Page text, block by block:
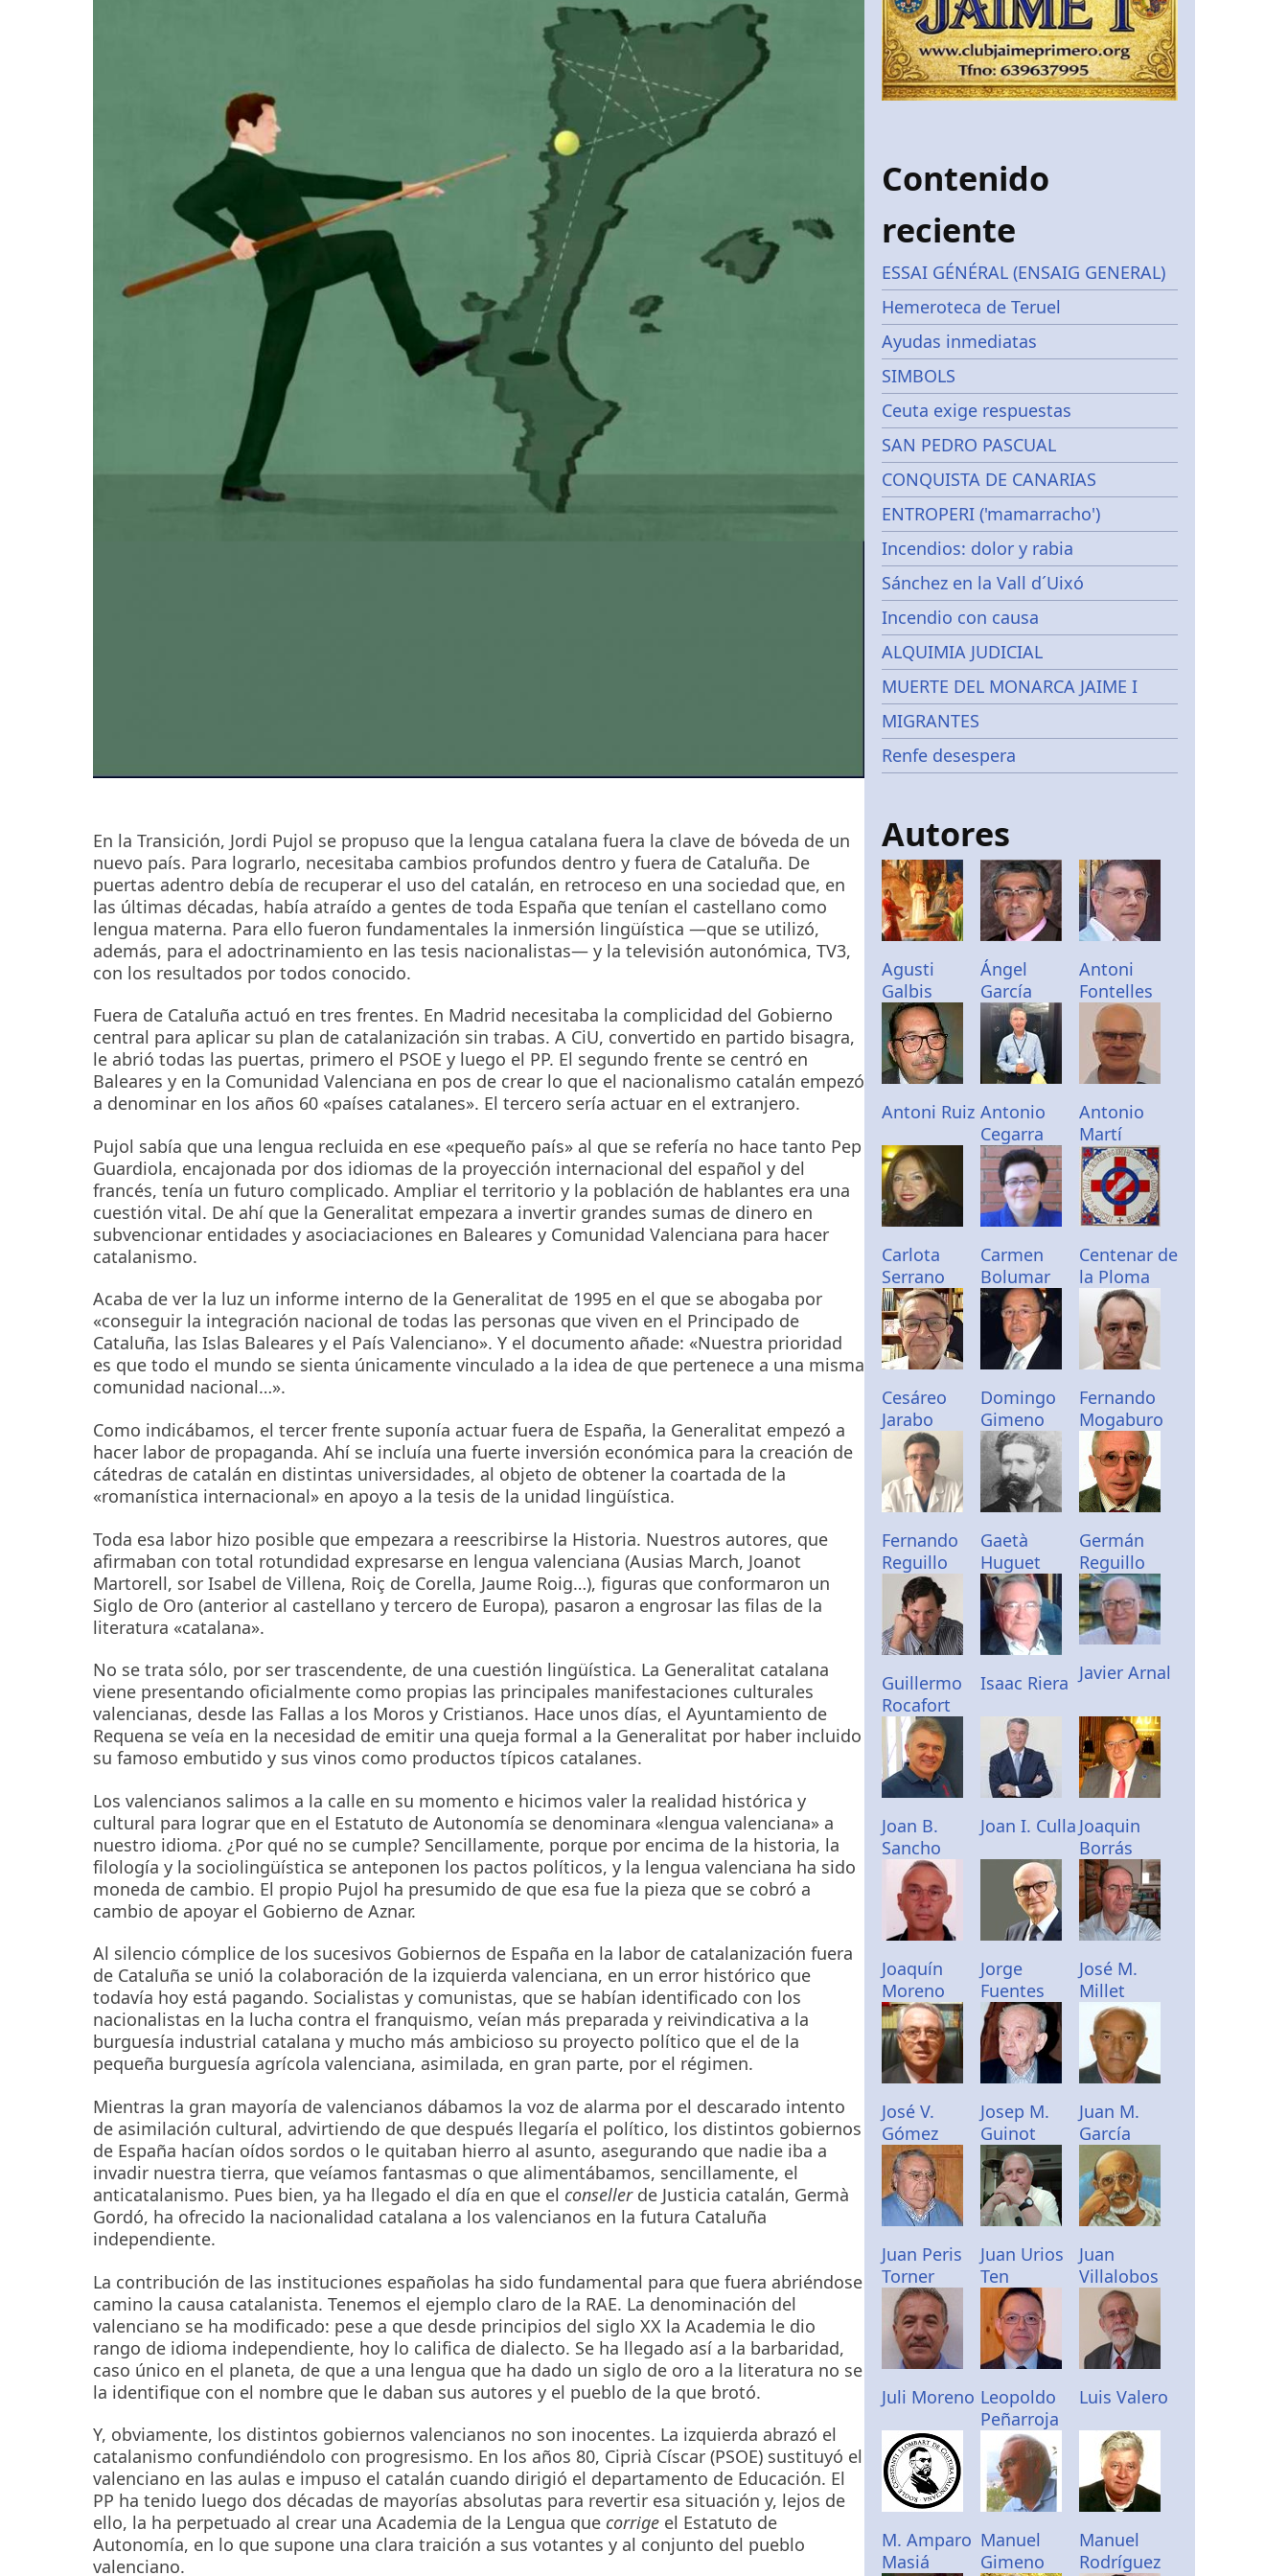
En la Transición, Jordi Pujol se propuso que la lengua catalana fuera la clave de bóveda de un
nuevo país. Para lograrlo, necesitaba cambios profundos dentro y fuera de Cataluña. De
puertas adentro debía de recuperar el uso del catalán, en retroceso en una sociedad que, en
las últimas décadas, había atraído a gentes de toda España que tenían el castellano como
lengua materna. Para ello fueron fundamentales la inmersión lingüística —que se utilizó,
además, para el adoctrinamiento en las tesis nacionalistas— y la televisión autonómica, TV3,
con los resultados por todos conocido.
Fuera de Cataluña actuó en tres frentes. En Madrid necesitaba la complicidad del Gobierno
central para aplicar su plan de catalanización sin trabas. A CiU, convertido en partido bisagra,
le abrió todas las puertas, primero el PSOE y luego el PP. El segundo frente se centró en
Baleares y en la Comunidad Valenciana en pos de crear lo que el nacionalismo catalán empezó
a denominar en los años 60 «países catalanes». El tercero sería actuar en el extranjero.
Pujol sabía que una lengua recluida en ese «pequeño país» al que se refería no hace tanto Pep
Guardiola, encajonada por dos idiomas de la proyección internacional del español y del
francés, tenía un futuro complicado. Ampliar el territorio y la población de hablantes era una
cuestión vital. De ahí que la Generalitat empezara a invertir grandes sumas de dinero en
subvencionar entidades y asociaciaciones en Baleares y Comunidad Valenciana para hacer
catalanismo.
Acaba de ver la luz un informe interno de la Generalitat de 1995 en el que se abogaba por
«conseguir la integración nacional de todas las personas que viven en el Principado de
Cataluña, las Islas Baleares y el País Valenciano». Y el documento añade: «Nuestra prioridad
es que todo el mundo se sienta únicamente vinculado a la idea de que pertenece a una misma
comunidad nacional…».
Como indicábamos, el tercer frente suponía actuar fuera de España, la Generalitat empezó a
hacer labor de propaganda. Ahí se incluía una fuerte inversión económica para la creación de
cátedras de catalán en distintas universidades, al objeto de obtener la coartada de la
«romanística internacional» en apoyo a la tesis de la unidad lingüística.
Toda esa labor hizo posible que empezara a reescribirse la Historia. Nuestros autores, que
afirmaban con total rotundidad expresarse en lengua valenciana (Ausias March, Joanot
Martorell, sor Isabel de Villena, Roiç de Corella, Jaume Roig…), figuras que conformaron un
Siglo de Oro (anterior al castellano y tercero de Europa), pasaron a engrosar las filas de la
literatura «catalana».
No se trata sólo, por ser trascendente, de una cuestión lingüística. La Generalitat catalana
viene presentando oficialmente como propias las principales manifestaciones culturales
valencianas, desde las Fallas a los Moros y Cristianos. Hace unos días, el Ayuntamiento de
Requena se veía en la necesidad de emitir una queja formal a la Generalitat por haber incluido
su famoso embutido y sus vinos como productos típicos catalanes.
Los valencianos salimos a la calle en su momento e hicimos valer la realidad histórica y
cultural para lograr que en el Estatuto de Autonomía se denominara «lengua valenciana» a
nuestro idioma. ¿Por qué no se cumple? Sencillamente, porque por encima de la historia, la
filología y la sociolingüística se anteponen los pactos políticos, y la lengua valenciana ha sido
moneda de cambio. El propio Pujol ha presumido de que esa fue la pieza que se cobró a
cambio de apoyar el Gobierno de Aznar.
Al silencio cómplice de los sucesivos Gobiernos de España en la labor de catalanización fuera
de Cataluña se unió la colaboración de la izquierda valenciana, en un error histórico que
todavía hoy está pagando. Socialistas y comunistas, que se habían identificado con los
nacionalistas en la lucha contra el franquismo, veían más preparada y reivindicativa a la
burguesía industrial catalana y mucho más ambicioso su proyecto político que el de la
pequeña burguesía agrícola valenciana, asimilada, en gran parte, por el régimen.
Mientras la gran mayoría de valencianos dábamos la voz de alarma por el descarado intento
de asimilación cultural, advirtiendo de que después llegaría el político, los distintos gobiernos
de España hacían oídos sordos o le quitaban hierro al asunto, asegurando que nadie iba a
invadir nuestra tierra, que veíamos fantasmas o que alimentábamos, sencillamente, el
anticatalanismo. Pues bien, ya ha llegado el día en que el consellerde Justicia catalán, Germà
Gordó, ha ofrecido la nacionalidad catalana a los valencianos en la futura Cataluña
independiente.
La contribución de las instituciones españolas ha sido fundamental para que fuera abriéndose
camino la causa catalanista. Tenemos el ejemplo claro de la RAE. La denominación del
valenciano se ha modificado: pese a que desde principios del siglo XX la Academia le dio
rango de idioma independiente, hoy lo califica de dialecto. Se ha llegado así a la barbaridad,
caso único en el planeta, de que a una lengua que ha dado un siglo de oro a la literatura no se
la identifique con el nombre que le daban sus autores y el pueblo de la que brotó.
Y, obviamente, los distintos gobiernos valencianos no son inocentes. La izquierda abrazó el
catalanismo confundiéndolo con progresismo. En los años 80, Ciprià Císcar (PSOE) sustituyó el
valenciano en las aulas e impuso el catalán cuando dirigió el departamento de Educación. El
PP ha tenido luego dos décadas de mayorías absolutas para revertir esa situación y, lejos de
ello, la ha perpetuado al crear una Academia de la Lengua que corrige el Estatuto de
Autonomía, en lo que supone una clara traición a sus votantes y al conjunto del pueblo
valenciano.
Contenido
reciente
ESSAI GÉNÉRAL (ENSAIG GENERAL)
Hemeroteca de Teruel
Ayudas inmediatas
SIMBOLS
Ceuta exige respuestas
SAN PEDRO PASCUAL
CONQUISTA DE CANARIAS
ENTROPERI ('mamarracho')
Incendios: dolor y rabia
Sánchez en la Vall d´Uixó
Incendio con causa
ALQUIMIA JUDICIAL
MUERTE DEL MONARCA JAIME I
MIGRANTES
Renfe desespera
Autores
Agusti
Galbis
Ángel
García
Antoni
Fontelles
Antoni Ruiz Antonio
Cegarra
Antonio
Martí
Carlota
Serrano
Carmen
Bolumar
Centenar de
la Ploma
Cesáreo
Jarabo
Domingo
Gimeno
Fernando
Mogaburo
Fernando
Reguillo
Gaetà
Huguet
Germán
Reguillo
Guillermo
Rocafort
Isaac Riera Javier Arnal
Joan B.
Sancho
Joan I. Culla Joaquin
Borrás
Joaquín
Moreno
Jorge
Fuentes
José M.
Millet
José V.
Gómez
Josep M.
Guinot
Juan M.
García
Juan Peris
Torner
Juan Urios
Ten
Juan
Villalobos
Juli Moreno Leopoldo
Peñarroja
Luis Valero
M. Amparo
Masiá
Manuel
Gimeno
Manuel
Rodríguez